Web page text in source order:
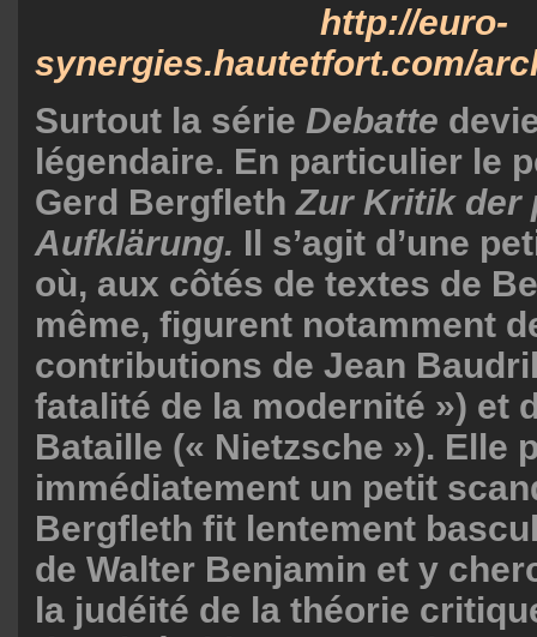
http://euro-
synergies.hautetfort.com/
Surtout la série Debatte
légendaire. En particulier le
Gerd BergflethZur Kritik der
Aufklärung. Il s’agit d’une
où, aux côtés de textes de
même, figurent notamment
contributions de Jean
fatalité de la modernité ») et
Bataille (« Nietzsche »). Elle
immédiatement un petit
Bergfleth fit lentement
de Walter Benjamin et y
la judéité de la théorie